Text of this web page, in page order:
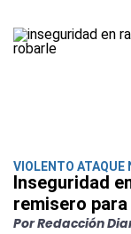
VIOLENTO ATAQUE
Inseguridad
remisero
Por Redacción